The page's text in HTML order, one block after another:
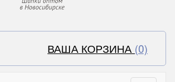
ВАША КОРЗИНА (0)